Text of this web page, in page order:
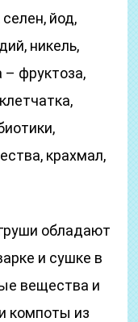
йод,
никель,
фруктоза,
крахмал,
обладают
и сушке в
вещества и
компоты из